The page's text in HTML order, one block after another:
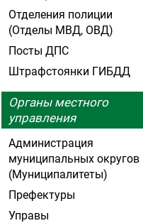
Отделения полиции
(Отделы МВД, ОВД)
Посты ДПС
Штрафстоянки ГИБДД
Органы местного
управления
Администрация
муниципальных округов
(Муниципалитеты)
Префектуры
Управы